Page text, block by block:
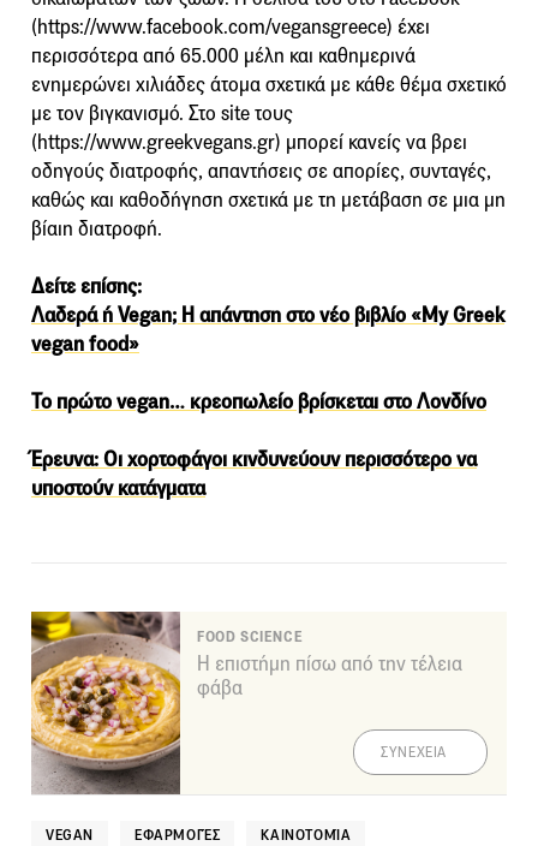
(https://www.facebook.com/vegansgreece) έχει
περισσότερα από 65.000 μέλη και καθημερινά
ενημερώνει χιλιάδες άτομα σχετικά με κάθε θέμα σχετικό
με τον βιγκανισμό. Στο site τους
(https://www.greekvegans.gr) μπορεί κανείς να βρει
οδηγούς διατροφής, απαντήσεις σε απορίες, συνταγές,
καθώς και καθοδήγηση σχετικά με τη μετάβαση σε μια μη
βίαιη διατροφή.
Δείτε επίσης:
Λαδερά ή Vegan; Η απάντηση στο νέο βιβλίο «My Greek
vegan food»
Το πρώτο vegan… κρεοπωλείο βρίσκεται στο Λονδίνο
Έρευνα: Οι χορτοφάγοι κινδυνεύουν περισσότερο να
υποστούν κατάγματα
FOOD SCIENCE
Η επιστήμη πίσω από την τέλεια
φάβα
ΣΥΝΕΧΕΙΑ
VEGAN ΕΦΑΡΜΟΓΈΣ ΚΑΙΝΟΤΟΜΊΑ